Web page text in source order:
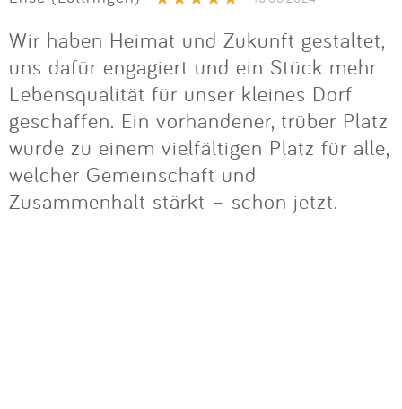
Blog
Partner
Kontakt
Impressum
Wir haben Heimat und Zukunft gestaltet,
uns dafür engagiert und ein Stück mehr
Lebensqualität für unser kleines Dorf
geschaffen. Ein vorhandener, trüber Platz
wurde zu einem vielfältigen Platz für alle,
welcher Gemeinschaft und
Zusammenhalt stärkt – schon jetzt.